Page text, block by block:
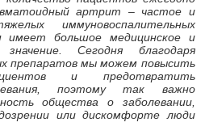
артрит – частое и
иммуновоспалительных
имеет большое медицинское и
значение. Сегодня благодаря
препаратов мы можем повысить
и предотвратить
поэтому так важно
общества о заболевании,
или дискомфорте люди